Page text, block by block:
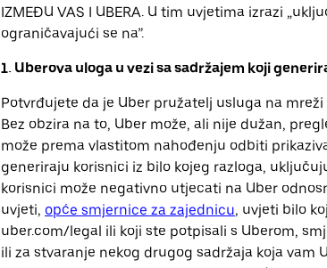
IZMEĐU VAS I UBERA. U tim uvjetima izrazi
ograničavajući se na”.
1. Uberova uloga u vezi sa sadržajem koji
Potvrđujete da je Uber pružatelj usluga na
Bez obzira na to, Uber može, ali nije dužan,
može prema vlastitom nahođenju odbiti
generiraju korisnici iz bilo kojeg razloga,
korisnici može negativno utjecati na Uber
uvjeti, opće smjernice za zajednicu, uvjeti bilo
uber.com/legal ili koji ste potpisali s Uberom,
ili za stvaranje nekog drugog sadržaja koja